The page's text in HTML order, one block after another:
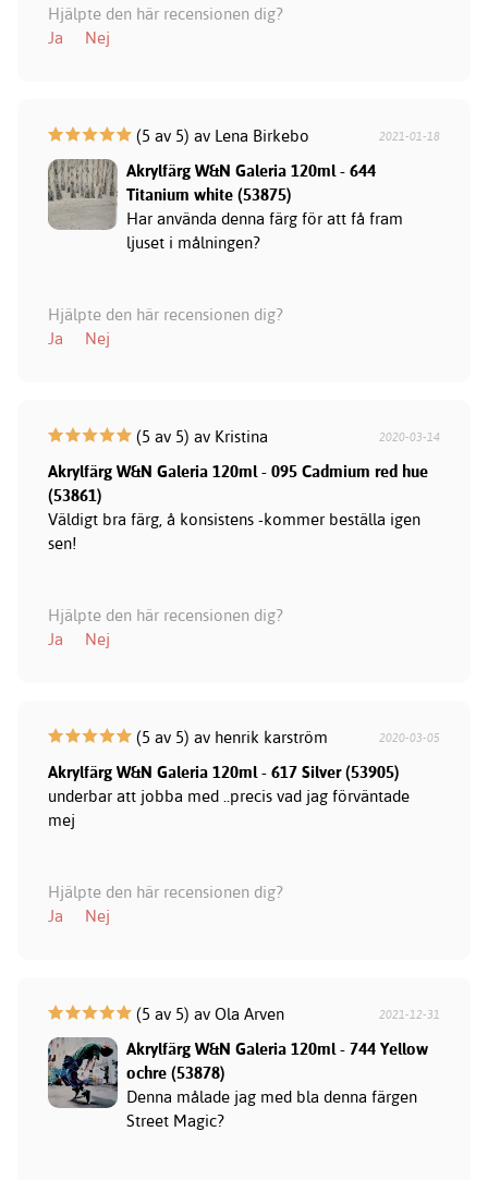
Hjälpte den här recensionen dig?
Ja
Nej
(5 av 5) av Lena Birkebo 2021-01-18
Akrylfärg W&N Galeria 120ml - 644
Titanium white (53875)
Har använda denna färg för att få fram
ljuset i målningen?
Hjälpte den här recensionen dig?
Ja
Nej
(5 av 5) av Kristina 2020-03-14
Akrylfärg W&N Galeria 120ml - 095 Cadmium red hue
(53861)
Väldigt bra färg, å konsistens -kommer beställa igen
sen!
Hjälpte den här recensionen dig?
Ja
Nej
(5 av 5) av henrik karström 2020-03-05
Akrylfärg W&N Galeria 120ml - 617 Silver (53905)
underbar att jobba med ..precis vad jag förväntade
mej
Hjälpte den här recensionen dig?
Ja
Nej
(5 av 5) av Ola Arven 2021-12-31
Akrylfärg W&N Galeria 120ml - 744 Yellow
ochre (53878)
Denna målade jag med bla denna färgen
Street Magic?